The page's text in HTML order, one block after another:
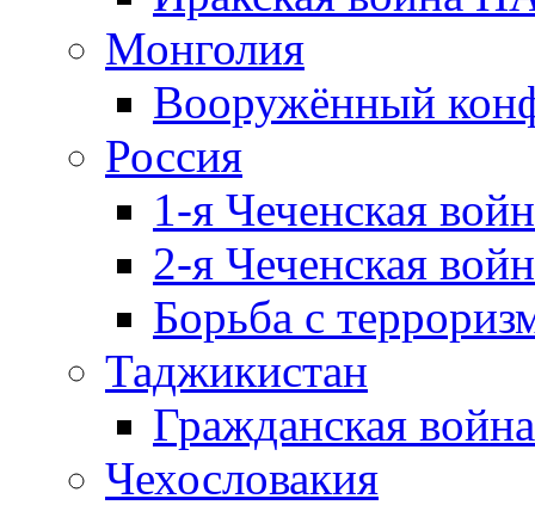
Монголия
Вооружённый
Россия
1-я Чеченская
2-я Чеченская
Борьба с
Таджикистан
Гражданская
Чехословакия